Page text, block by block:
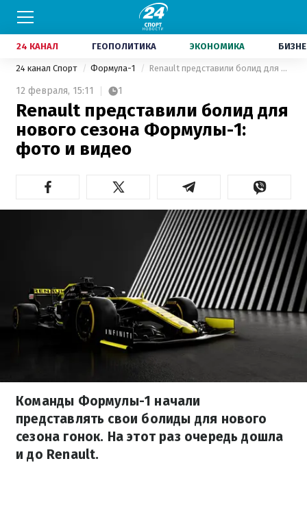
24 КАНАЛ ГЕОПОЛИТИКА ЭКОНОМИКА
24 канал Спорт Формула-1 Renault представили болид для нового сезона Формулы-1: фото и видео
12 февраля, 15:11 1
Renault представили болид для
нового сезона Формулы-1:
фото и видео
Команды Формулы-1 начали
представлять свои болиды для нового
сезона гонок. На этот раз очередь дошла
и до Renault.